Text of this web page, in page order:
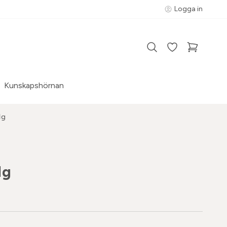
Logga in
Kunskapshörnan